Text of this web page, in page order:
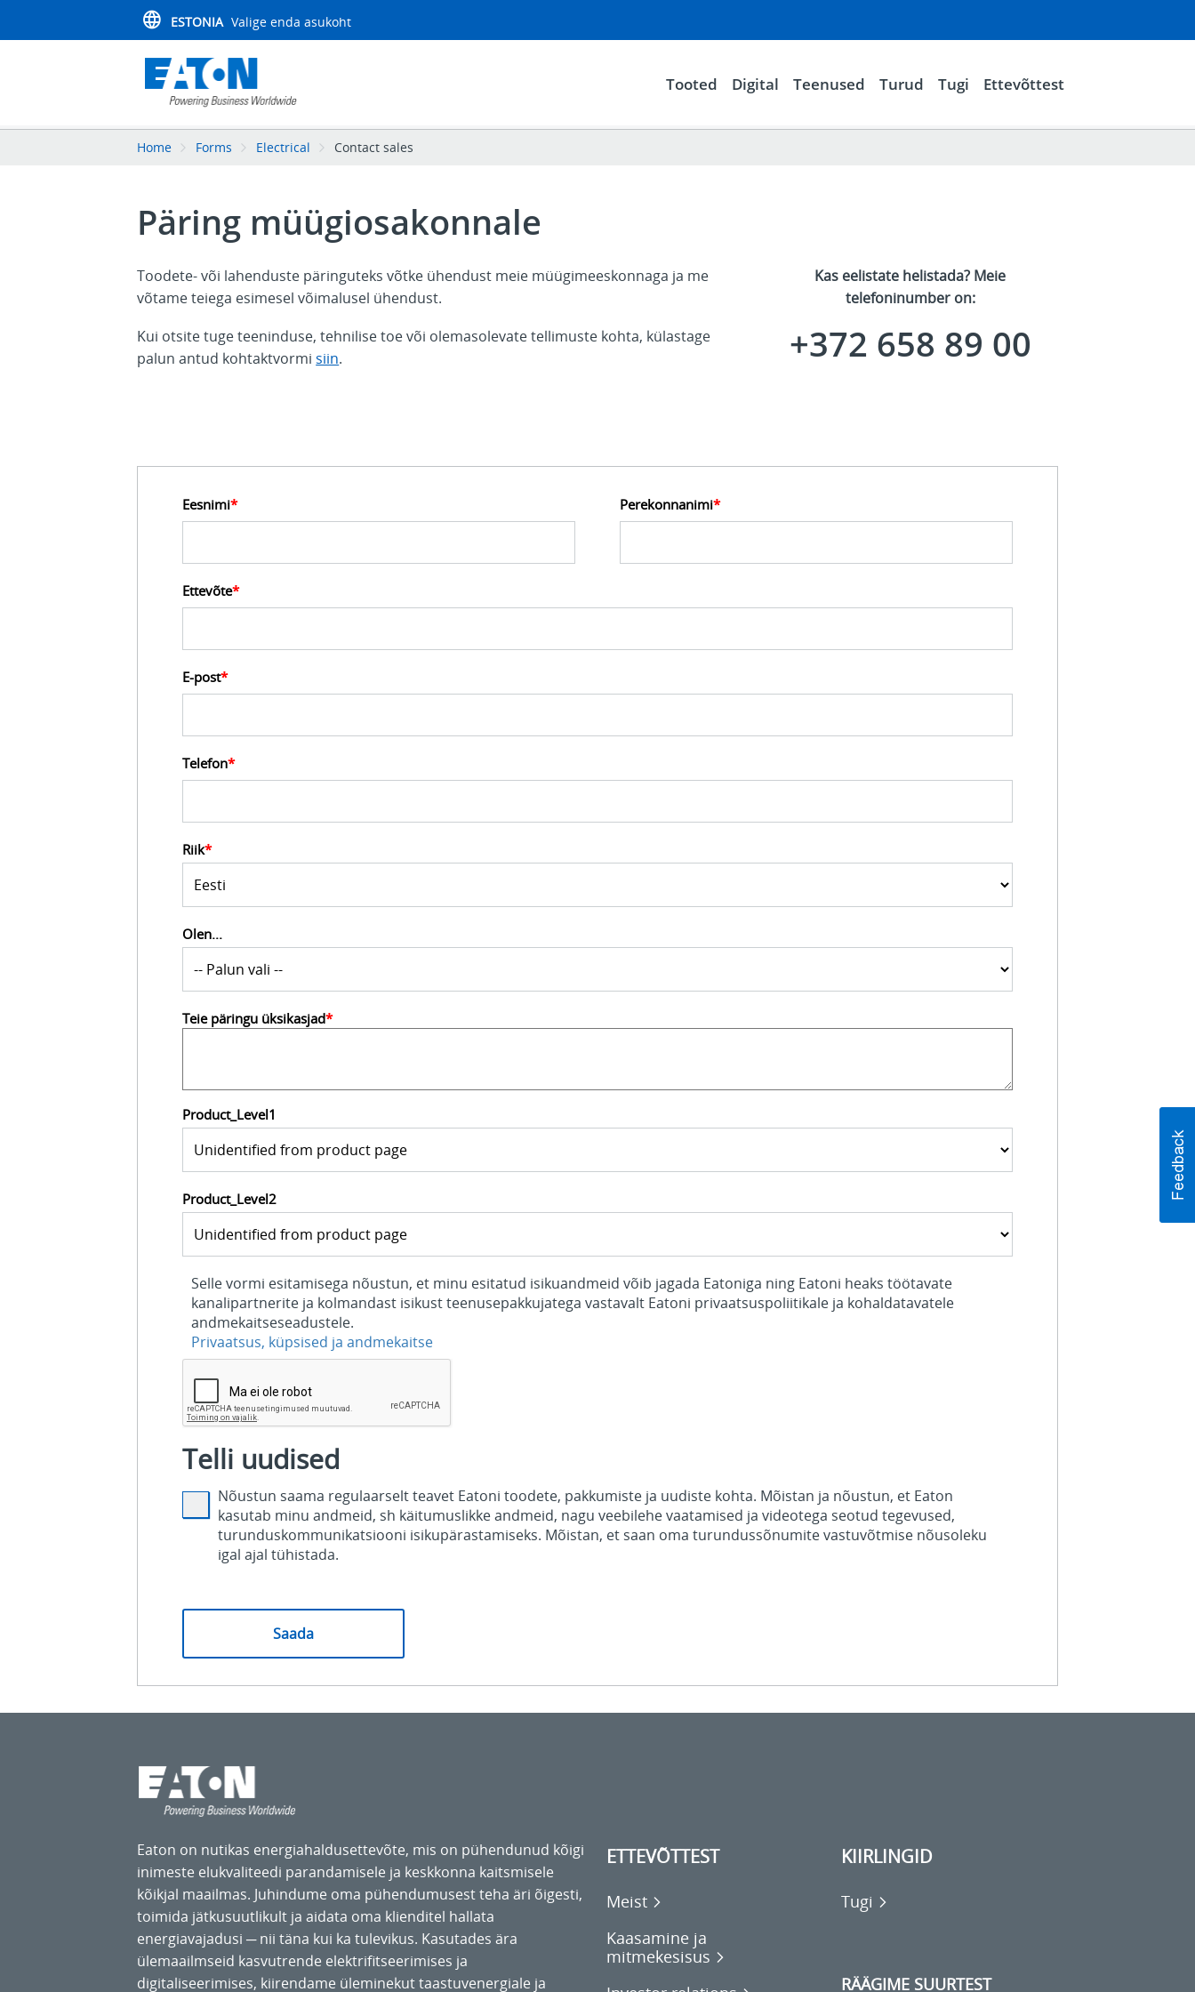
ESTONIA Valige enda asukoht
Tooted Digital Teenused Turud Tugi Ettevõttest
Home Forms Electrical Contact sales
Päring müügiosakonnale
Toodete- või lahenduste päringuteks võtke ühendust meie müügimeeskonnaga ja me
võtame teiega esimesel võimalusel ühendust.
Kui otsite tuge teeninduse, tehnilise toe või olemasolevate tellimuste kohta, külastage
palun antud kohtaktvormisiin.
Kas eelistate helistada? Meie
telefoninumber on:
+372 658 89 00
Eesnimi* Perekonnanimi*
Ettevõte*
E-post*
Telefon*
Riik*
Olen...
Teie päringu üksikasjad*
Product_Level1
Product_Level2
Selle vormi esitamisega nõustun, et minu esitatud isikuandmeid võib jagada Eatoniga ning Eatoni heaks töötavate
kanalipartnerite ja kolmandast isikust teenusepakkujatega vastavalt Eatoni privaatsuspoliitikale ja kohaldatavatele
andmekaitseseadustele.
Privaatsus, küpsised ja andmekaitse
Telli uudised
Nõustun saama regulaarselt teavet Eatoni toodete, pakkumiste ja uudiste kohta. Mõistan ja nõustun, et Eaton
kasutab minu andmeid, sh käitumuslikke andmeid, nagu veebilehe vaatamised ja videotega seotud tegevused,
turunduskommunikatsiooni isikupärastamiseks. Mõistan, et saan oma turundussõnumite vastuvõtmise nõusoleku
igal ajal tühistada.
Eaton on nutikas energiahaldusettevõte, mis on pühendunud kõigi
inimeste elukvaliteedi parandamisele ja keskkonna kaitsmisele
kõikjal maailmas. Juhindume oma pühendumusest teha äri õigesti,
toimida jätkusuutlikult ja aidata oma klienditel hallata
energiavajadusi ─ nii täna kui ka tulevikus. Kasutades ära
ülemaailmseid kasvutrende elektrifitseerimises ja
digitaliseerimises, kiirendame üleminekut taastuvenergiale ja
ETTEVÕTTEST
Meist
Kaasamine ja
mitmekesisus
KIIRLINGID
Tugi
RÄÄGIME SUURTEST